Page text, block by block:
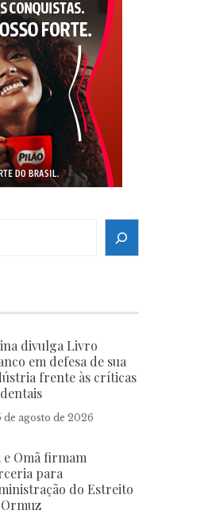
divulga Livro
em defesa de sua
frente às críticas
de agosto de 2026
Omã firmam
para
do Estreito